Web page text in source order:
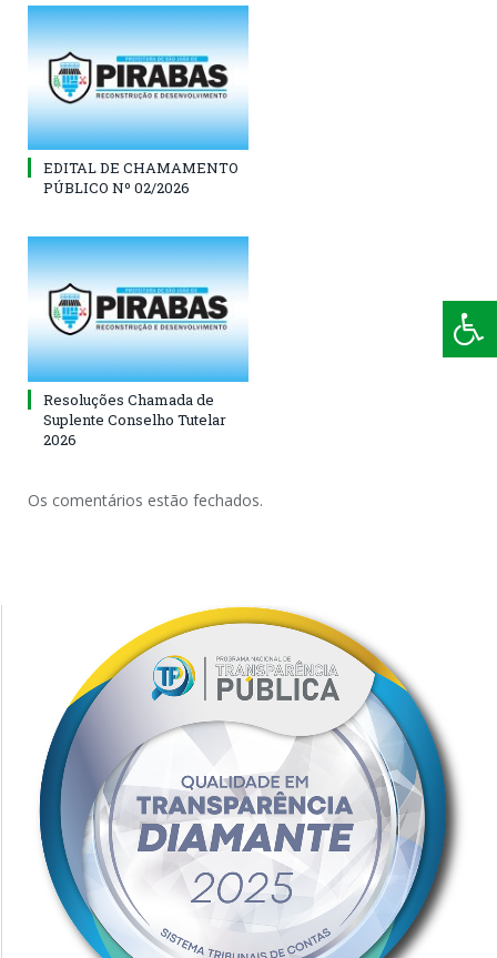
EDITAL DE CHAMAMENTO
PÚBLICO Nº 02/2026
Resoluções Chamada de
Suplente Conselho Tutelar
2026
Os comentários estão fechados.